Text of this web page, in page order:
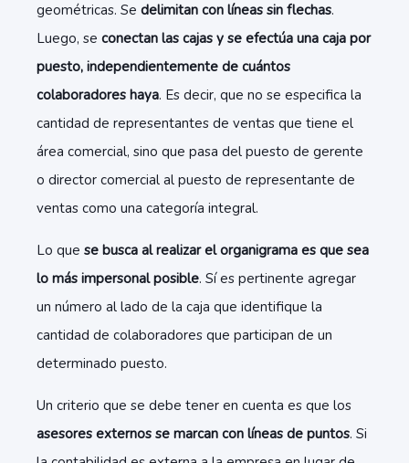
geométricas. Se delimitan con líneas sin flechas.
Luego, se conectan las cajas y se efectúa una caja por
puesto, independientemente de cuántos
colaboradores haya. Es decir, que no se especifica la
cantidad de representantes de ventas que tiene el
área comercial, sino que pasa del puesto de gerente
o director comercial al puesto de representante de
ventas como una categoría integral.
Lo que se busca al realizar el organigrama es que sea
lo más impersonal posible. Sí es pertinente agregar
un número al lado de la caja que identifique la
cantidad de colaboradores que participan de un
determinado puesto.
Un criterio que se debe tener en cuenta es que los
asesores externos se marcan con líneas de puntos. Si